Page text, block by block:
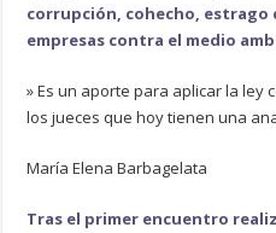
corrupción, cohecho, estrago
empresas contra el medio
» Es un aporte para aplicar la ley
los jueces que hoy tienen una
María Elena Barbagelata
Tras el primer encuentro